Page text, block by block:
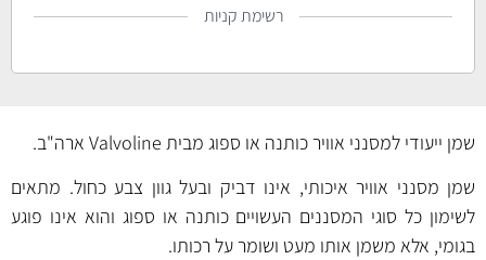
רשימת קניות
שמן ייעודי למסנני אוויר כותנה או ספוג מבית Valvoline ארה"ב.
שמן מסנני אוויר איכותי, אינו דביק ובעל גוון צבע כחול. מתאים
לשימון כל סוגי המסננים העשויים כותנה או ספוג והוא אינו פוגע
בגומי, אלא משמן אותו מעט ושומר על רכותו.